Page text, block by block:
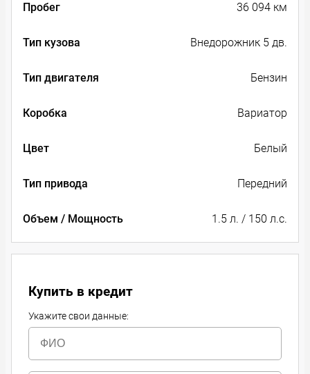
Пробег 36 094 км
Тип кузова Внедорожник 5 дв.
Тип двигателя Бензин
Коробка Вариатор
Цвет Белый
Тип привода Передний
Объем / Мощность 1.5 л. / 150 л.с.
Купить в кредит
Укажите свои данные: